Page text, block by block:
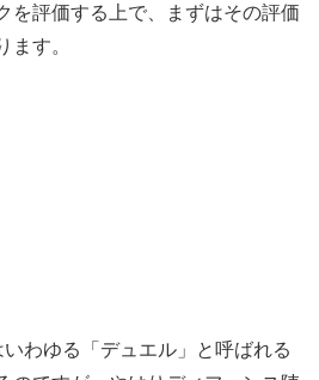
を評価する上で、まずはその評価
ます。
いわゆる「デュエル」と呼ばれる